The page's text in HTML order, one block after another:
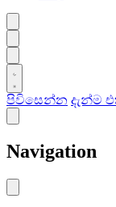
පිවිසෙන්න දැන්ම
Navigation